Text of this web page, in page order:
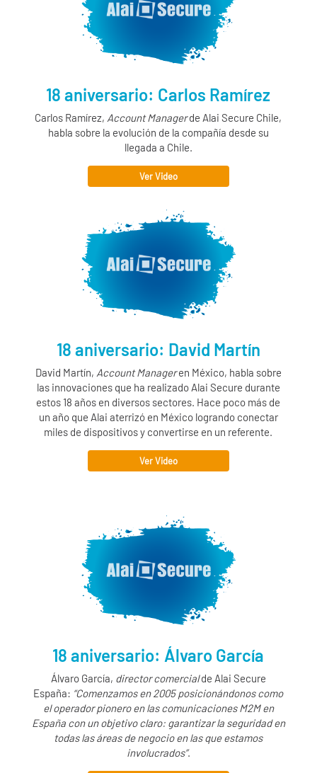
18 aniversario: Carlos Ramírez
Carlos Ramírez, Account Managerde Alai Secure Chile,
habla sobre la evolución de la compañía desde su
llegada a Chile.
Ver Video
18 aniversario: David Martín
David Martín, Account Manageren México, habla sobre
las innovaciones que ha realizado Alai Secure durante
estos 18 años en diversos sectores. Hace poco más de
un año que Alai aterrizó en México logrando conectar
miles de dispositivos y convertirse en un referente.
Ver Video
18 aniversario: Álvaro García
Álvaro García, director comercialde Alai Secure
España: “Comenzamos en 2005 posicionándonos como
el operador pionero en las comunicaciones M2M en
España con un objetivo claro: garantizar la seguridad en
todas las áreas de negocio en las que estamos
involucrados”.